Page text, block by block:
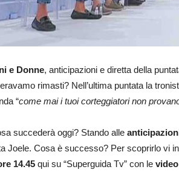
e Donne, anticipazioni e diretta della
rimasti? Nell’ultima puntata la
“come mai i tuoi corteggiatori non
succederà oggi? Stando alle
Joele. Cosa è successo? Per scoprirlo vi
14.45 qui su “Superguida Tv” con le video